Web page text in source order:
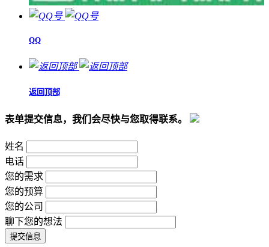
QQ
返回顶部
表单提交信息，我们会尽快与您取得联系。
姓名
电话
您的需求
您的预算
您的公司
聊下您的想法